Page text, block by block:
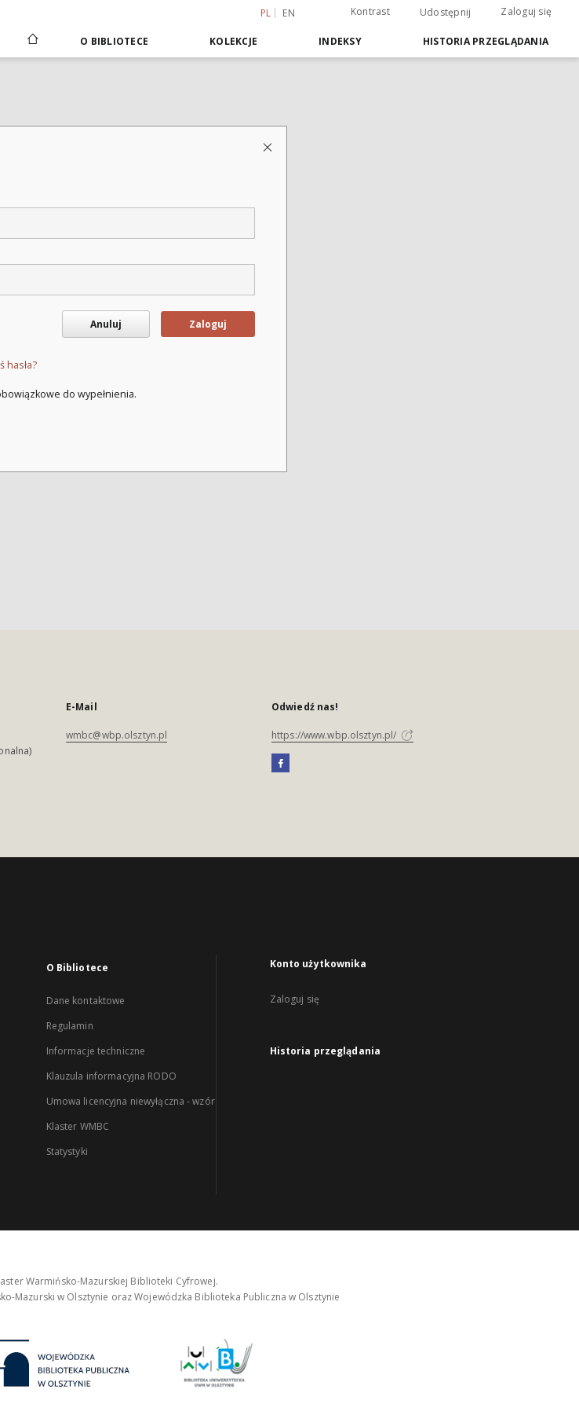
PL EN Kontrast Udostępnij Zaloguj się
O BIBLIOTECE KOLEKCJE INDEKSY HISTORIA PRZEGLĄDANIA
Anuluj Zaloguj
hasła?
do wypełnienia.
E-Mail
wmbc@wbp.olsztyn.pl
Odwiedź nas!
https://www.wbp.olsztyn.pl/
O Bibliotece
Dane kontaktowe
Regulamin
Informacje techniczne
Klauzula informacyjna RODO
Umowa licencyjna niewyłączna - wzór
Klaster WMBC
Statystyki
Konto użytkownika
Zaloguj się
Historia przeglądania
Warmińsko-Mazurskiej Biblioteki Cyfrowej.
Mazurski w Olsztynie oraz Wojewódzka Biblioteka Publiczna w Olsztynie